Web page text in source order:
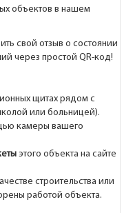
объектов в нашем
свой отзыв о состоянии
через простой QR-код!
щитах рядом с
или больницей).
камеры вашего
этого объекта на сайте
строительства или
работой объекта.